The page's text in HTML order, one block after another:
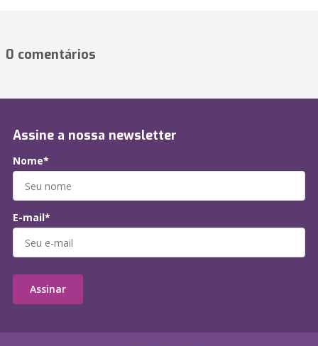
0 comentários
Assine a nossa newsletter
Nome*
E-mail*
Assinar